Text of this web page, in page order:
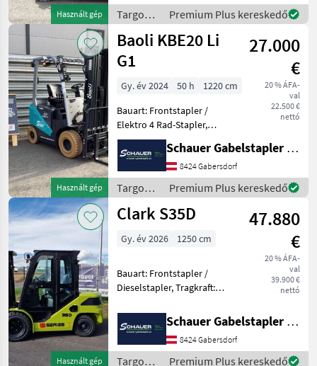
Használt gép
Gabellänge: 1500mm,
Batterie: Energizing PzS 72
Targoncák
és
raktártechnika
/
Combilift
Premium Plus kereskedő
Használt gép
Baoli KBE20 Li
G1
27.000
€
20 % ÁFA-
val
22.500 €
nettó
Gy. év 2024 50 h
1220 cm
Bauart: Frontstapler /
Elektro 4 Rad-Stapler,
Tragkraft: 2000kg, Hubhöhe:
4850mm, Bauhöhe:
Gabellänge: 1200mm,
Batterie: Lithium-Ionen 80V
2
Schauer Gabelstapler GmbH
8424 Gabersdorf
Targoncák
és
raktártechnika
Premium Plus kereskedő
Használt gép
Clark S35D
47.880
€
20 % ÁFA-
val
39.900 €
nettó
Gy. év 2026 1250 cm
Bauart: Frontstapler /
Dieselstapler, Tragkraft:
Bauhöhe: 2200mm,
Freihub: 981mm,
Gabellänge: 1220mm,
Bereifung vorne:
Schauer Gabelstapler GmbH
8424 Gabersdorf
Targoncák
Premium Plus kereskedő